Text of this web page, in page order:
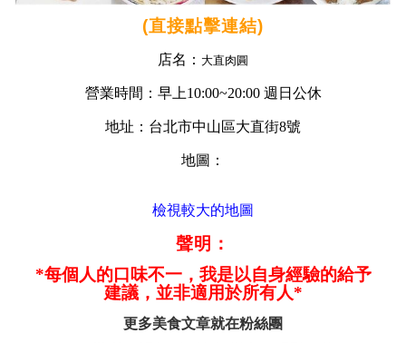
(直接點擊連結)
店名： 大直肉圓
營業時間：早上10:00~20:00 週日公休
地址：台北市中山區大直街8號
地圖：
檢視較大的地圖
聲明：
*每個人的口味不一，我是以自身經驗的給予
建議，並非適用於所有人*
更多美食文章就在粉絲團